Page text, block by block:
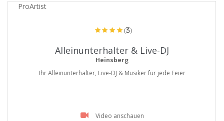
ProArtist
(3)
Alleinunterhalter & Live-DJ
Heinsberg
Ihr Alleinunterhalter, Live-DJ & Musiker für jede Feier
Video anschauen